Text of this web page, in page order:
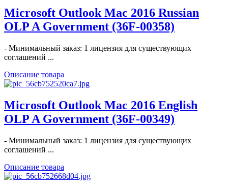
Microsoft Outlook Mac 2016 Russian
OLP A Government (36F-00358)
- Минимальный заказ: 1 лицензия для существующих
соглашений ...
Описание товара
Microsoft Outlook Mac 2016 English
OLP A Government (36F-00349)
- Минимальный заказ: 1 лицензия для существующих
соглашений ...
Описание товара